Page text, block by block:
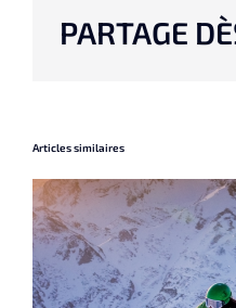
PARTAGE
Articles similaires